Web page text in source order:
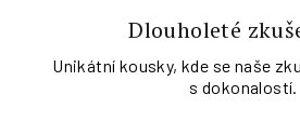
Dlouholeté
Unikátní kousky, kde se naše
s dokonalostí.